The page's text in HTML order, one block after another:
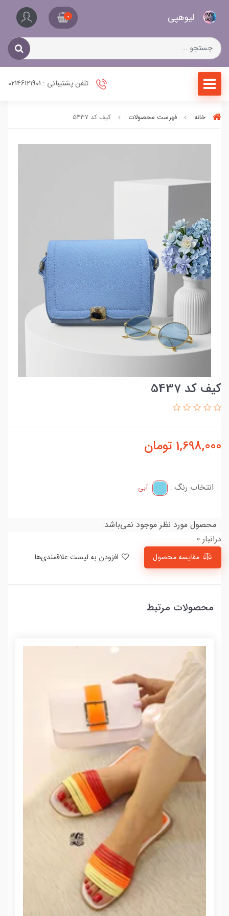
لیو‌هپی 0
تلفن پشتیبانی : 02146121901
خانه فهرست محصولات کیف کد 5437
کیف کد 5437
1,698,000 تومان
انتخاب رنگ : آبی
محصول مورد نظر موجود نمی‌باشد.
درانبار 0
مقایسه محصول
محصولات مرتبط